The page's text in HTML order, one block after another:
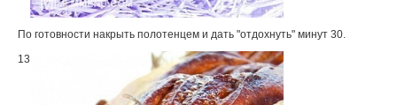
По готовности накрыть полотенцем и дать "отдохнуть" минут 30.
13